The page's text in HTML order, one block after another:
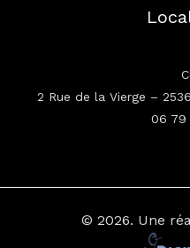
2 Rue de la Vierge –
06 79
© 2026. Une